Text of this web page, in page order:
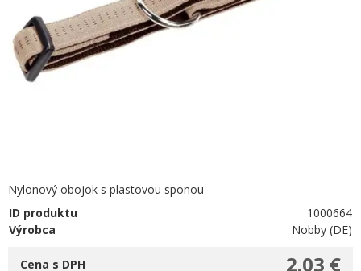
Nylonový obojok s plastovou sponou
ID produktu
1000664
Výrobca
Nobby (DE)
2.03 €
Cena s DPH